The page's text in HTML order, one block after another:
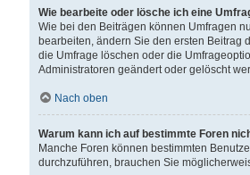
Wie bearbeite oder lösche ich eine
Wie bei den Beiträgen können Umfragen
bearbeiten, ändern Sie den ersten Beitrag
die Umfrage löschen oder die
Administratoren geändert oder gelöscht
Nach oben
Warum kann ich auf bestimmte Foren
Manche Foren können bestimmten
durchzuführen, brauchen Sie